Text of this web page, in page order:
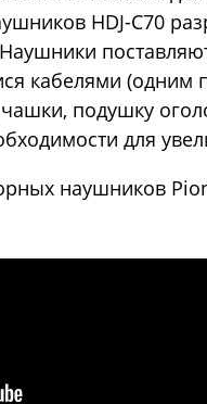
HDJ-C70
кабелями
чашки, подушку
для
наушников